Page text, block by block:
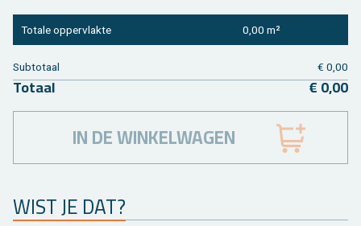
WIST JE DAT?
To­ta­le op­per­vlak­te 0,00 m²
Sub­to­taal € 0,00
To­taal € 0,00
IN DE WINKELWAGEN